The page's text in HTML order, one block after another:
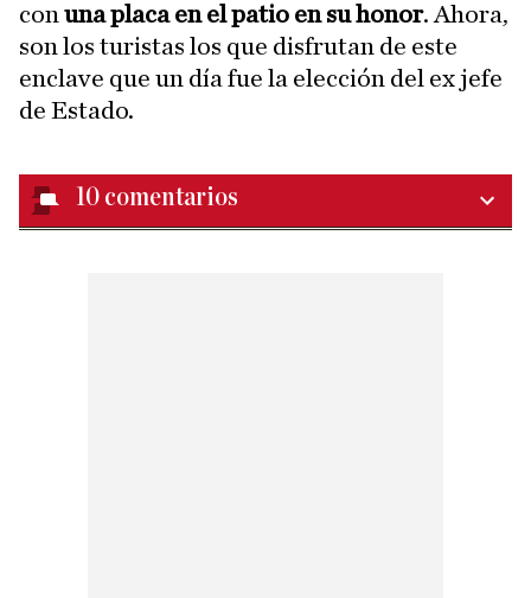
con una placa en el patio en su honor. Ahora,
son los turistas los que disfrutan de este
enclave que un día fue la elección del ex jefe
de Estado.
10 comentarios